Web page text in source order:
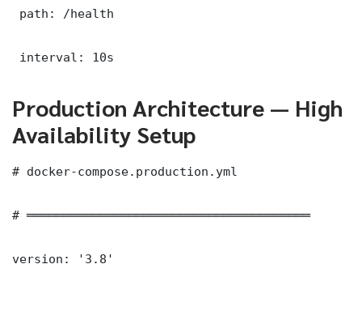
path: /health
interval: 10s
Production Architecture — High
Availability Setup
# docker-compose.production.yml
# ═══════════════════════════════════════
version: '3.8'